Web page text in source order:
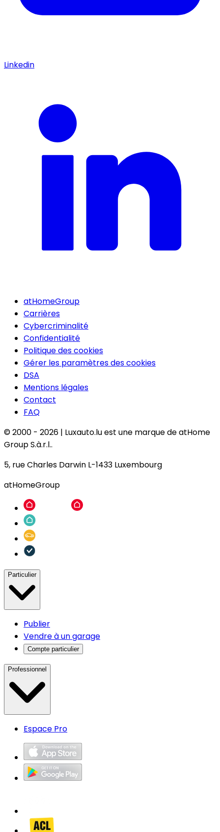
Linkedin
atHomeGroup
Carrières
Cybercriminalité
Confidentialité
Politique des cookies
Gérer les paramètres des cookies
DSA
Mentions légales
Contact
FAQ
© 2000 - 2026 | Luxauto.lu est une marque de atHome
Group S.à.r.l..
5, rue Charles Darwin L-1433 Luxembourg
atHomeGroup
Particulier
Publier
Vendre à un garage
Compte particulier
Professionnel
Espace Pro